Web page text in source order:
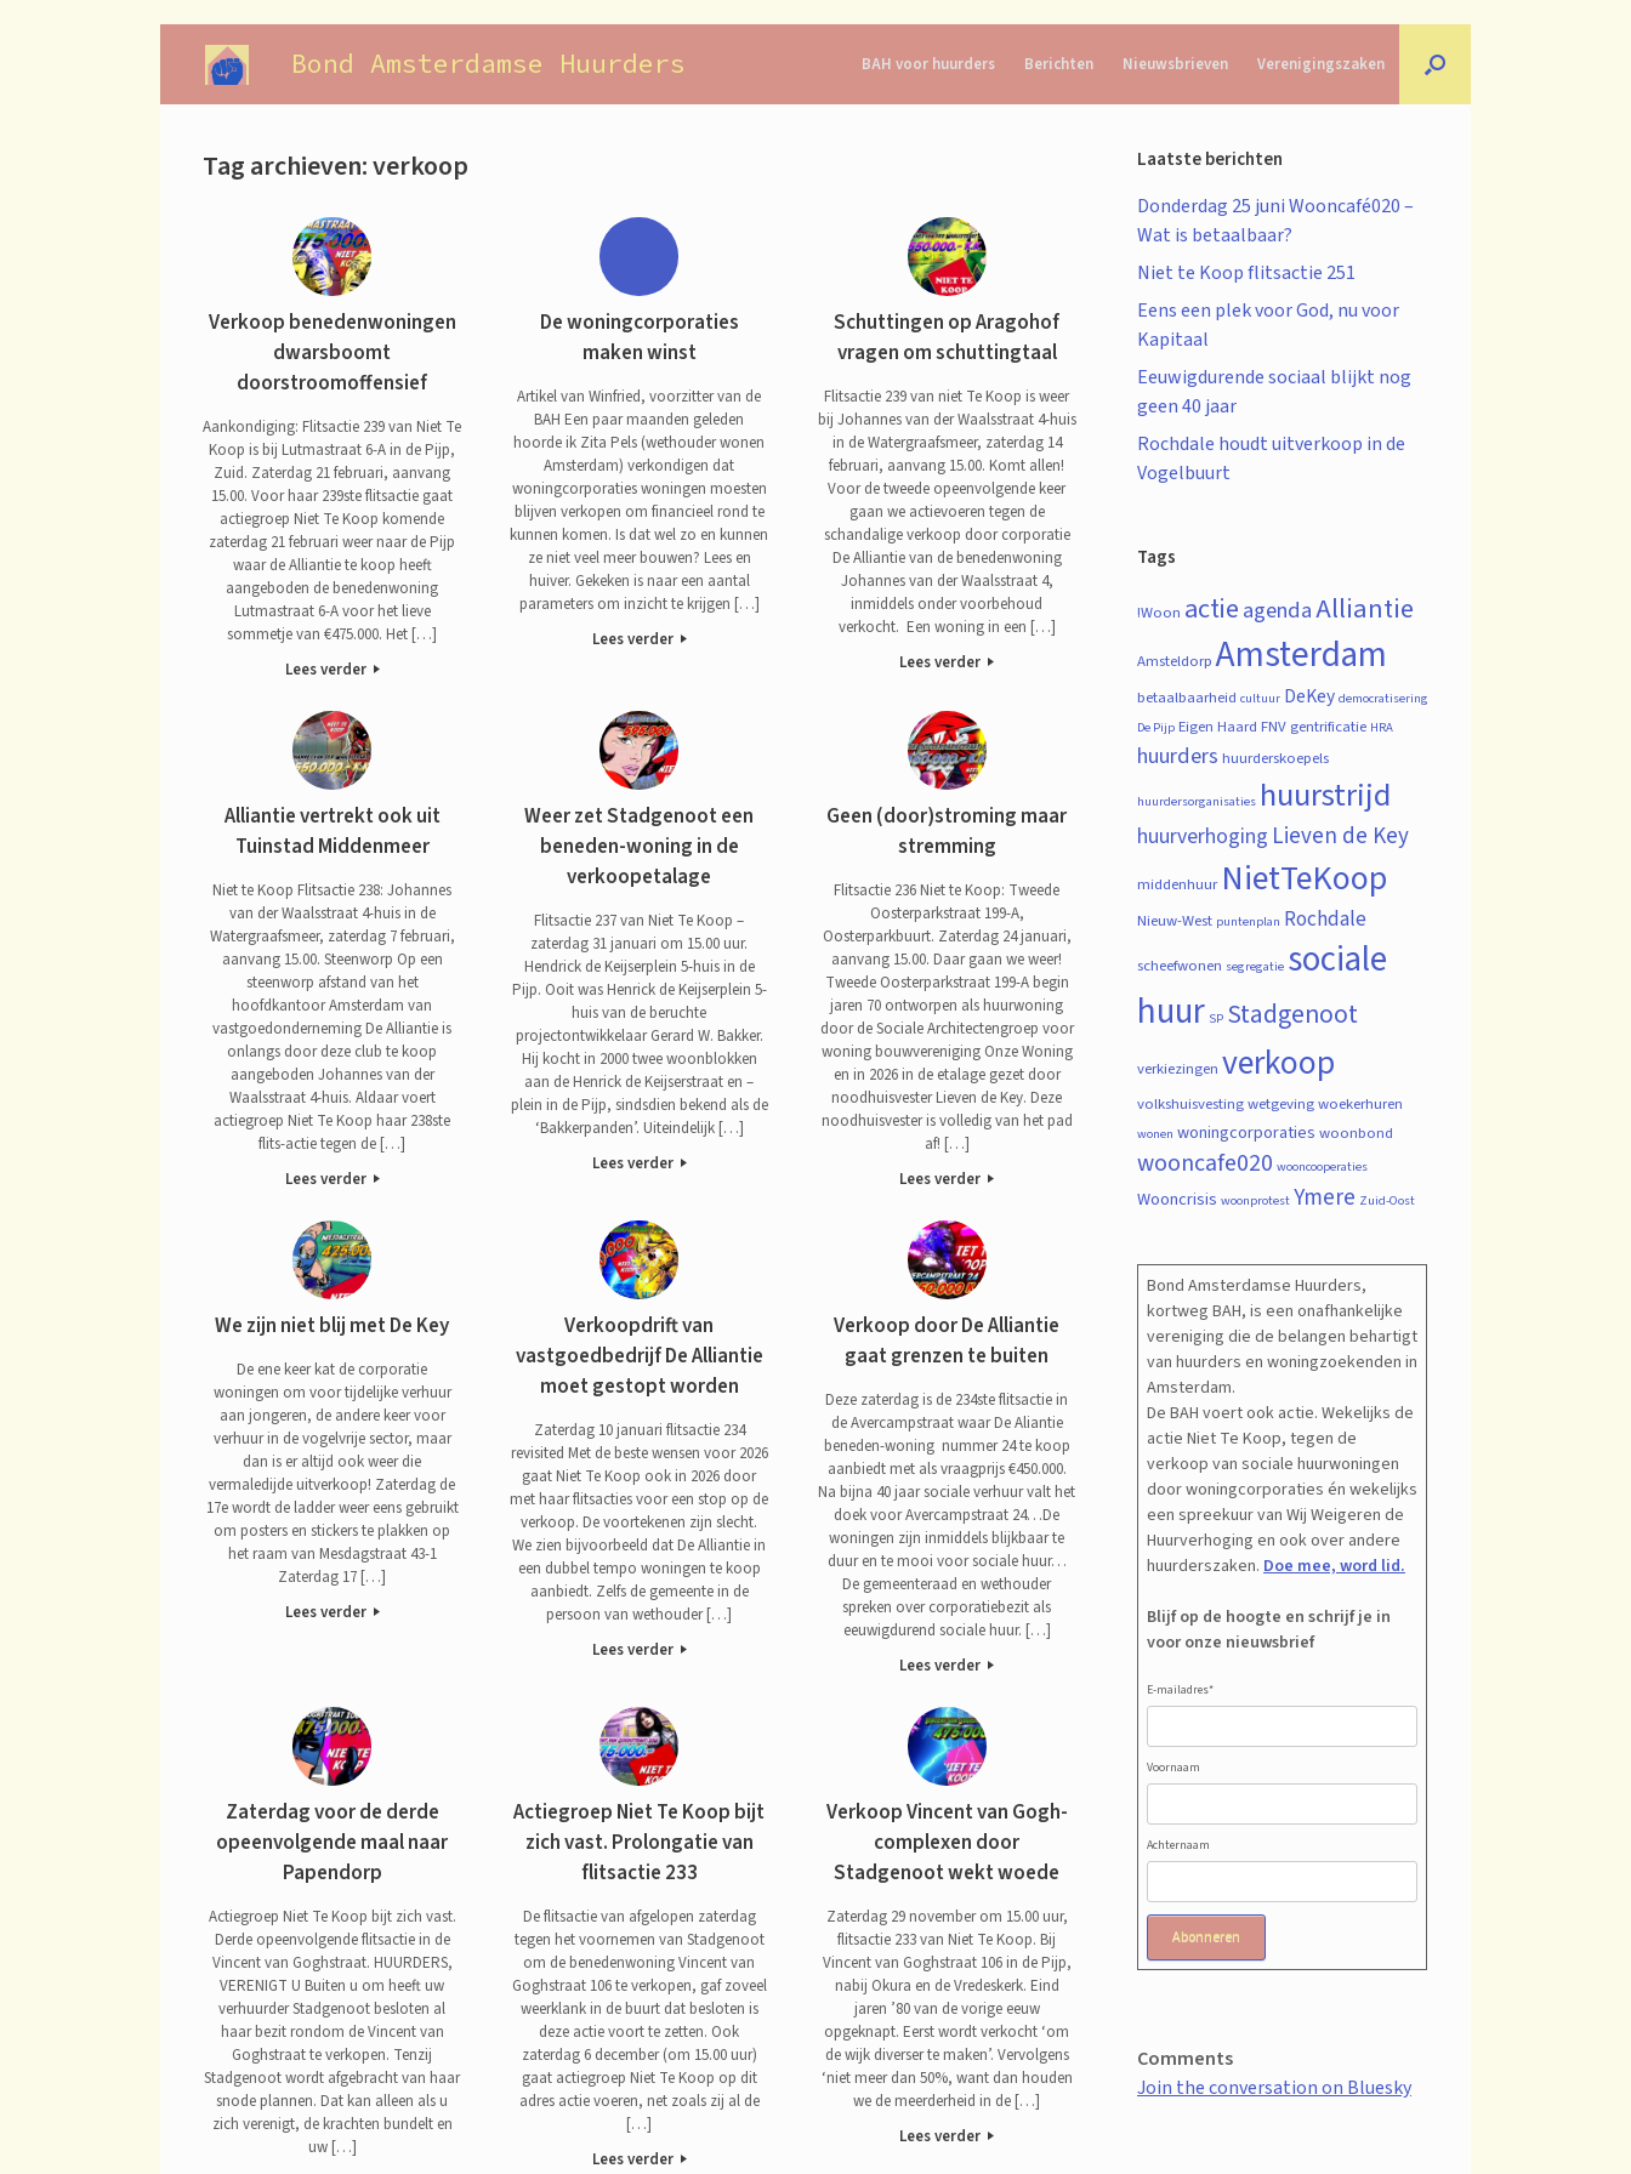
inhoud
Bond Amsterdamse Huurders BAH voor huurders Berichten Nieuwsbrieven Verenigingszaken
Tag archieven:verkoop
Verkoop benedenwoningen
dwarsboomt
doorstroomoffensief
Aankondiging: Flitsactie 239 van Niet Te
Koop is bij Lutmastraat 6-A in de Pijp,
Zuid. Zaterdag 21 februari, aanvang
15.00. Voor haar 239ste flitsactie gaat
actiegroep Niet Te Koop komende
zaterdag 21 februari weer naar de Pijp
waar de Alliantie te koop heeft
aangeboden de benedenwoning
Lutmastraat 6-A voor het lieve
sommetje van €475.000. Het […]
Lees verder
De woningcorporaties
maken winst
Artikel van Winfried, voorzitter van de
BAH Een paar maanden geleden
hoorde ik Zita Pels (wethouder wonen
Amsterdam) verkondigen dat
woningcorporaties woningen moesten
blijven verkopen om financieel rond te
kunnen komen. Is dat wel zo en kunnen
ze niet veel meer bouwen? Lees en
huiver. Gekeken is naar een aantal
parameters om inzicht te krijgen […]
Lees verder
Schuttingen op Aragohof
vragen om schuttingtaal
Flitsactie 239 van niet Te Koop is weer
bij Johannes van der Waalsstraat 4-huis
in de Watergraafsmeer, zaterdag 14
februari, aanvang 15.00. Komt allen!
Voor de tweede opeenvolgende keer
gaan we actievoeren tegen de
schandalige verkoop door corporatie
De Alliantie van de benedenwoning
Johannes van der Waalsstraat 4,
inmiddels onder voorbehoud
verkocht. Een woning in een […]
Lees verder
Alliantie vertrekt ook uit
Tuinstad Middenmeer
Niet te Koop Flitsactie 238: Johannes
van der Waalsstraat 4-huis in de
Watergraafsmeer, zaterdag 7 februari,
aanvang 15.00. Steenworp Op een
steenworp afstand van het
hoofdkantoor Amsterdam van
vastgoedonderneming De Alliantie is
onlangs door deze club te koop
aangeboden Johannes van der
Waalsstraat 4-huis. Aldaar voert
actiegroep Niet Te Koop haar 238ste
flits-actie tegen de […]
Lees verder
Weer zet Stadgenoot een
beneden-woning in de
verkoopetalage
Flitsactie 237 van Niet Te Koop –
zaterdag 31 januari om 15.00 uur.
Hendrick de Keijserplein 5-huis in de
Pijp. Ooit was Henrick de Keijserplein 5-
huis van de beruchte
projectontwikkelaar Gerard W. Bakker.
Hij kocht in 2000 twee woonblokken
aan de Henrick de Keijserstraat en –
plein in de Pijp, sindsdien bekend als de
‘Bakkerpanden’. Uiteindelijk […]
Lees verder
Geen (door)stroming maar
stremming
Flitsactie 236 Niet te Koop: Tweede
Oosterparkstraat 199-A,
Oosterparkbuurt. Zaterdag 24 januari,
aanvang 15.00. Daar gaan we weer!
Tweede Oosterparkstraat 199-A begin
jaren 70 ontworpen als huurwoning
door de Sociale Architectengroep voor
woning bouwvereniging Onze Woning
en in 2026 in de etalage gezet door
noodhuisvester Lieven de Key. Deze
noodhuisvester is volledig van het pad
af! […]
Lees verder
We zijn niet blij met De Key
De ene keer kat de corporatie
woningen om voor tijdelijke verhuur
aan jongeren, de andere keer voor
verhuur in de vogelvrije sector, maar
dan is er altijd ook weer die
vermaledijde uitverkoop! Zaterdag de
17e wordt de ladder weer eens gebruikt
om posters en stickers te plakken op
het raam van Mesdagstraat 43-1
Zaterdag 17 […]
Lees verder
Verkoopdrift van
vastgoedbedrijf De Alliantie
moet gestopt worden
Zaterdag 10 januari flitsactie 234
revisited Met de beste wensen voor 2026
gaat Niet Te Koop ook in 2026 door
met haar flitsacties voor een stop op de
verkoop. De voortekenen zijn slecht.
We zien bijvoorbeeld dat De Alliantie in
een dubbel tempo woningen te koop
aanbiedt. Zelfs de gemeente in de
persoon van wethouder […]
Lees verder
Verkoop door De Alliantie
gaat grenzen te buiten
Deze zaterdag is de 234ste flitsactie in
de Avercampstraat waar De Aliantie
beneden-woning nummer 24 te koop
aanbiedt met als vraagprijs €450.000.
Na bijna 40 jaar sociale verhuur valt het
doek voor Avercampstraat 24…De
woningen zijn inmiddels blijkbaar te
duur en te mooi voor sociale huur…
De gemeenteraad en wethouder
spreken over corporatiebezit als
eeuwigdurend sociale huur. […]
Lees verder
Zaterdag voor de derde
opeenvolgende maal naar
Papendorp
Actiegroep Niet Te Koop bijt zich vast.
Derde opeenvolgende flitsactie in de
Vincent van Goghstraat. HUURDERS,
VERENIGT U Buiten u om heeft uw
verhuurder Stadgenoot besloten al
haar bezit rondom de Vincent van
Goghstraat te verkopen. Tenzij
Stadgenoot wordt afgebracht van haar
snode plannen. Dat kan alleen als u
zich verenigt, de krachten bundelt en
uw […]
Actiegroep Niet Te Koop bijt
zich vast. Prolongatie van
flitsactie 233
De flitsactie van afgelopen zaterdag
tegen het voornemen van Stadgenoot
om de benedenwoning Vincent van
Goghstraat 106 te verkopen, gaf zoveel
weerklank in de buurt dat besloten is
deze actie voort te zetten. Ook
zaterdag 6 december (om 15.00 uur)
gaat actiegroep Niet Te Koop op dit
adres actie voeren, net zoals zij al de
[…]
Lees verder
Verkoop Vincent van Gogh-
complexen door
Stadgenoot wekt woede
Zaterdag 29 november om 15.00 uur,
flitsactie 233 van Niet Te Koop. Bij
Vincent van Goghstraat 106 in de Pijp,
nabij Okura en de Vredeskerk. Eind
jaren ’80 van de vorige eeuw
opgeknapt. Eerst wordt verkocht ‘om
de wijk diverser te maken’. Vervolgens
‘niet meer dan 50%, want dan houden
we de meerderheid in de […]
Lees verder
Laatste berichten
Donderdag 25 juni Wooncafé020 –
Wat is betaalbaar?
Niet te Koop flitsactie 251
Eens een plek voor God, nu voor
Kapitaal
Eeuwigdurende sociaal blijkt nog
geen 40 jaar
Rochdale houdt uitverkoop in de
Vogelbuurt
Tags
!Woon actieagendaAlliantie
Amsteldorp Amsterdam
betaalbaarheid cultuur DeKey democratisering
De Pijp Eigen Haard FNV gentrificatie HRA
huurders huurderskoepels
huurdersorganisaties huurstrijd
huurverhoging Lieven de Key
middenhuur NietTeKoop
Nieuw-West puntenplan Rochdale
scheefwonen segregatie sociale
huur SP Stadgenoot
verkiezingen verkoop
volkshuisvestingwetgevingwoekerhuren
wonen woningcorporaties woonbond
wooncafe020 wooncooperaties
Wooncrisis woonprotest Ymere Zuid-Oost
Bond Amsterdamse Huurders,
kortweg BAH, is een onafhankelijke
vereniging die de belangen behartigt
van huurders en woningzoekenden in
Amsterdam.
De BAH voert ook actie. Wekelijks de
actie Niet Te Koop, tegen de
verkoop van sociale huurwoningen
door woningcorporaties én wekelijks
een spreekuur van Wij Weigeren de
Huurverhoging en ook over andere
huurderszaken.Doe mee, word lid.
Blijf op de hoogte en schrijf je in
voor onze nieuwsbrief
E-mailadres*
Voornaam
Achternaam
Abonneren
Comments
Join the conversation on Bluesky